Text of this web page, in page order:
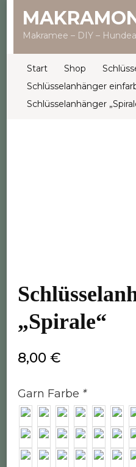
Makramee – DIY –
Start Shop
Schlüsselanhänger
Schlüsselanhänger
„Spirale“
8,00 €
Garn Farbe *